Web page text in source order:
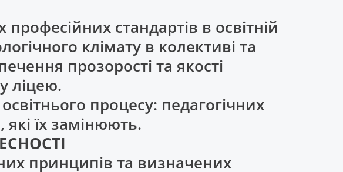
стандартів в освітній
клімату в колективі та
прозорості та якості
ліцею.
процесу: педагогічних
які їх замінюють.
принципів та визначених